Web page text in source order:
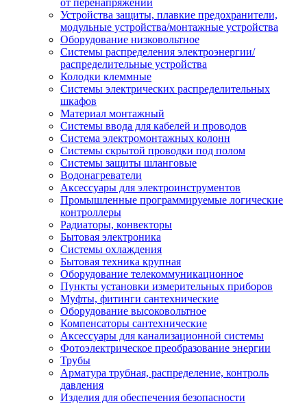
от перенапряжений
Устройства защиты, плавкие предохранители,
модульные устройства/монтажные устройства
Оборудование низковольтное
Системы распределения электроэнергии/
распределительные устройства
Колодки клеммные
Системы электрических распределительных
шкафов
Материал монтажный
Системы ввода для кабелей и проводов
Система электромонтажных колонн
Системы скрытой проводки под полом
Системы защиты шланговые
Водонагреватели
Аксессуары для электроинструментов
Промышленные программируемые логические
контроллеры
Радиаторы, конвекторы
Бытовая электроника
Системы охлаждения
Бытовая техника крупная
Оборудование телекоммуникационное
Пункты установки измерительных приборов
Муфты, фитинги сантехнические
Оборудование высоковольтное
Компенсаторы сантехнические
Аксессуары для канализационной системы
Фотоэлектрическое преобразование энергии
Трубы
Арматура трубная, распределение, контроль
давления
Изделия для обеспечения безопасности